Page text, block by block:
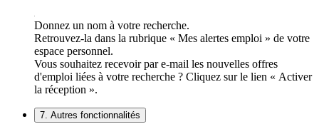
Donnez un nom à votre recherche.
Retrouvez-la dans la rubrique « Mes alertes emploi » de votre
espace personnel.
Vous souhaitez recevoir par e-mail les nouvelles offres
d'emploi liées à votre recherche ? Cliquez sur le lien « Activer
la réception ».
7. Autres fonctionnalités